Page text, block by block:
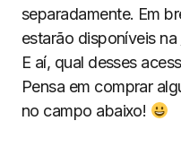
separadamente. Em
estarão disponíveis na
E aí, qual desses
Pensa em comprar
no campo abaixo!